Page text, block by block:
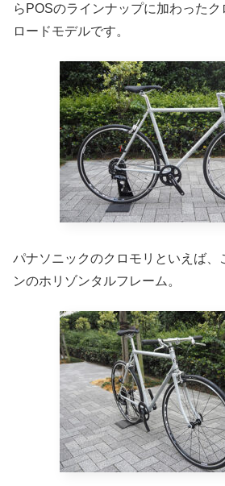
らPOSのラインナップに加わった
ロードモデルです。
パナソニックのクロモリといえば、
ンのホリゾンタルフレーム。